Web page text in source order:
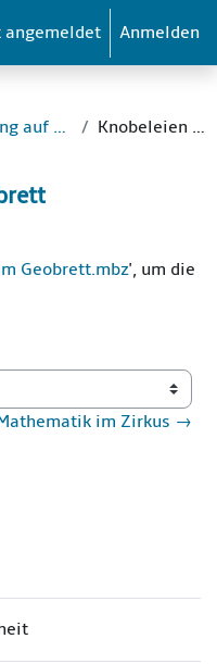
angemeldet Anmelden
Kurse zur Weiternutzung auf Schul-Moodle-Instanzen Knobeleien am Geobrett
Geobrett.mbz', um die
im Zirkus →